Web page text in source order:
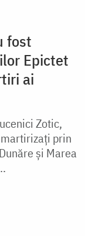
fost
Epictet
ai
Zotic,
prin
şi Marea